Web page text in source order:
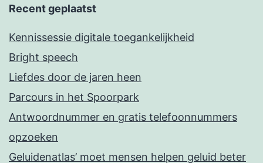
Recent geplaatst
Kennissessie digitale toegankelijkheid
Bright speech
Liefdes door de jaren heen
Parcours in het Spoorpark
Antwoordnummer en gratis telefoonnummers
opzoeken
Geluidenatlas’ moet mensen helpen geluid beter